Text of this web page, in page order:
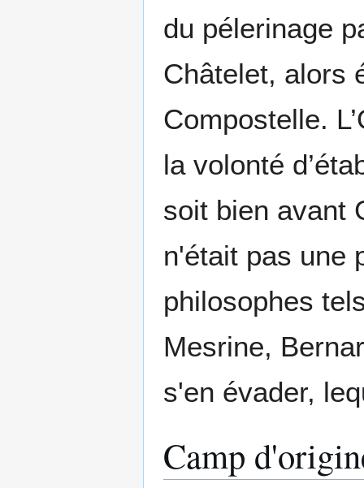
du pélerinage
Châtelet, alors
Compostelle.
la volonté
soit bien avant
n'était pas une
philosophes
Mesrine,
s'en évader,
Camp